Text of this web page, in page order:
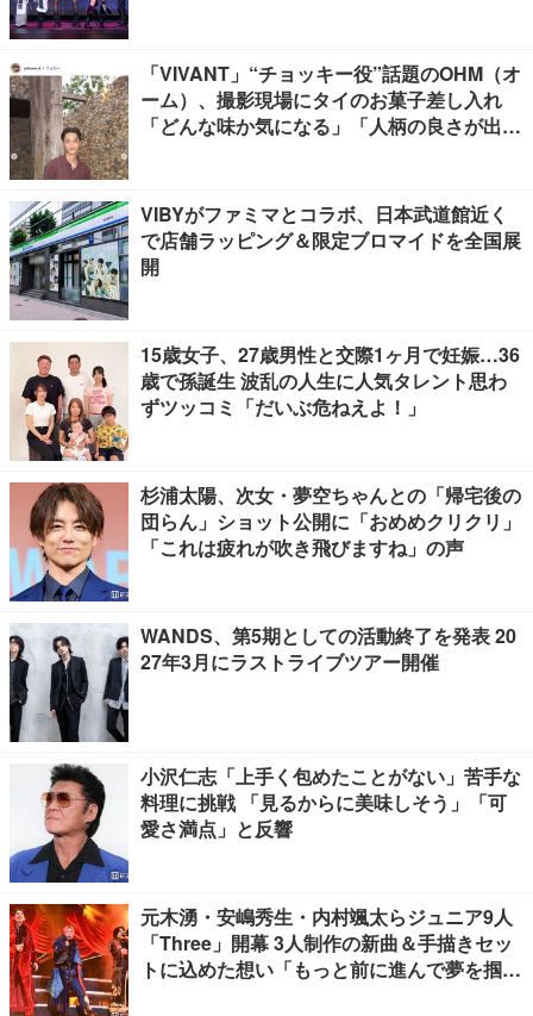
「VIVANT」“チョッキー役”話題のOHM（オ
ーム）、撮影現場にタイのお菓子差し入れ
「どんな味か気になる」「人柄の良さが出て
VIBYがファミマとコラボ、日本武道館近く
で店舗ラッピング＆限定ブロマイドを全国展
開
15歳女子、27歳男性と交際1ヶ月で妊娠…36
歳で孫誕生 波乱の人生に人気タレント思わ
ずツッコミ「だいぶ危ねえよ！」
杉浦太陽、次女・夢空ちゃんとの「帰宅後の
団らん」ショット公開に「おめめクリクリ」
「これは疲れが吹き飛びますね」の声
WANDS、第5期としての活動終了を発表 20
27年3月にラストライブツアー開催
小沢仁志「上手く包めたことがない」苦手な
料理に挑戦 「見るからに美味しそう」「可
愛さ満点」と反響
元木湧・安嶋秀生・内村颯太らジュニア9人
「Three」開幕 3人制作の新曲＆手描きセッ
トに込めた想い「もっと前に進んで夢を掴み